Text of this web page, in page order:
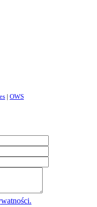
| OWS